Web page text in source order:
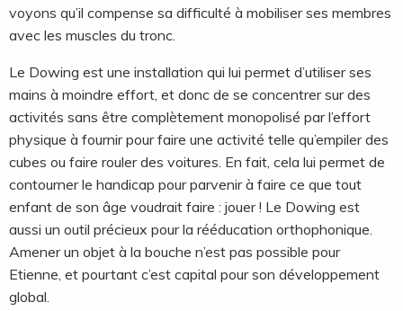
voyons qu’il compense sa difficulté à mobiliser ses membres
avec les muscles du tronc.
Le Dowing est une installation qui lui permet d’utiliser ses
mains à moindre effort, et donc de se concentrer sur des
activités sans être complètement monopolisé par l’effort
physique à fournir pour faire une activité telle qu’empiler des
cubes ou faire rouler des voitures. En fait, cela lui permet de
contourner le handicap pour parvenir à faire ce que tout
enfant de son âge voudrait faire : jouer ! Le Dowing est
aussi un outil précieux pour la rééducation orthophonique.
Amener un objet à la bouche n’est pas possible pour
Etienne, et pourtant c’est capital pour son développement
global.